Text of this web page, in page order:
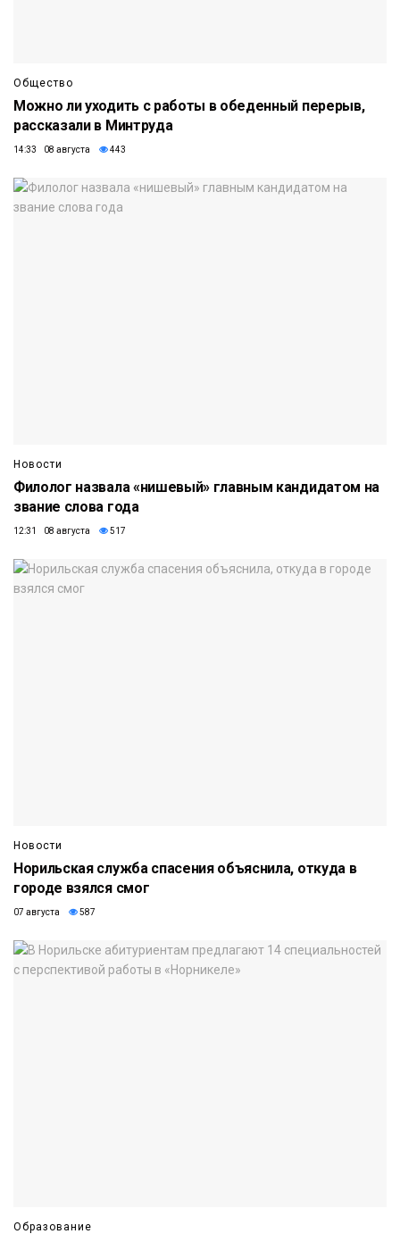
Общество
Можно ли уходить с работы в обеденный перерыв,
рассказали в Минтруда
14:33 08 августа 443
Новости
Филолог назвала «нишевый» главным кандидатом на
звание слова года
12:31 08 августа 517
Новости
Норильская служба спасения объяснила, откуда в
городе взялся смог
07 августа 587
Образование